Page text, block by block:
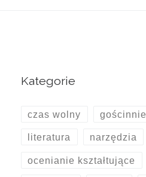
Kategorie
czas wolny gościnnie
literatura narzędzia
ocenianie kształtujące